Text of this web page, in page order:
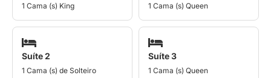
1 Cama (s) King 1 Cama (s) Queen
Suíte 2
1 Cama (s) de Solteiro
Suíte 3
1 Cama (s) Queen